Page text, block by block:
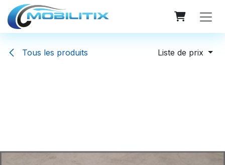
Se rendre au contenu
Tous les produits Liste de prix